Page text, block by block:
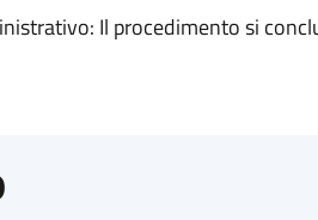
Il procedimento si